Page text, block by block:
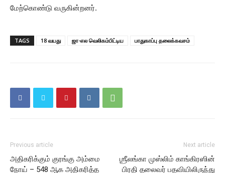
மேற்கொண்டு வருகின்றனர்.
TAGS 18 வயது ஜா-எல வெலிகம்பிட்டிய பாதுகாப்பு தலைக்கவசம்
Previous article
அதிகரிக்கும் குரங்கு அம்மை
நோய் – 548 ஆக அதிகரித்த
Next article
ஶ்ரீலங்கா முஸ்லிம் காங்கிரஸின்
பிரதி தலைவர் பதவியிலிருந்து